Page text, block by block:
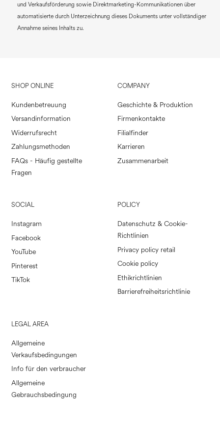
und Verkaufsförderung sowie Direktmarketing-Kommunikationen über
automatisierte durch Unterzeichnung dieses Dokuments unter vollständiger
Annahme seines Inhalts zu.
SHOP ONLINE
Kundenbetreuung
Versandinformation
Widerrufsrecht
Zahlungsmethoden
FAQs - Häufig gestellte
Fragen
COMPANY
Geschichte & Produktion
Firmenkontakte
Filialfinder
Karrieren
Zusammenarbeit
SOCIAL
Instagram
Facebook
YouTube
Pinterest
TikTok
POLICY
Datenschutz & Cookie-
Richtlinien
Privacy policy retail
Cookie policy
Ethikrichtlinien
Barrierefreiheitsrichtlinie
LEGAL AREA
Allgemeine
Verkaufsbedingungen
Info für den verbraucher
Allgemeine
Gebrauchsbedingung